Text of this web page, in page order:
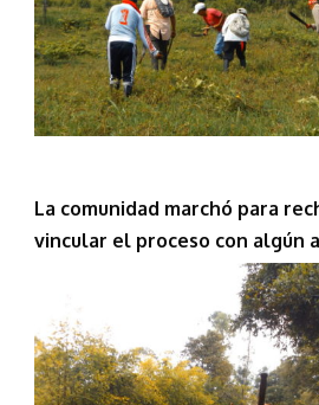
La comunidad marchó para
vincular el proceso con algún